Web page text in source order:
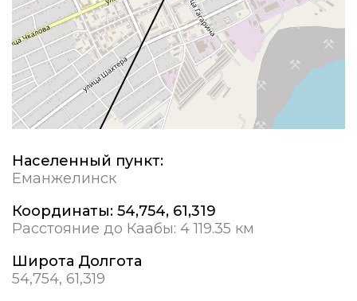
Населенный пункт:
Еманжелинск
Координаты: 54,754, 61,319
Расстояние до Каабы: 4 119.35 км
Широта Долгота
54,754, 61,319